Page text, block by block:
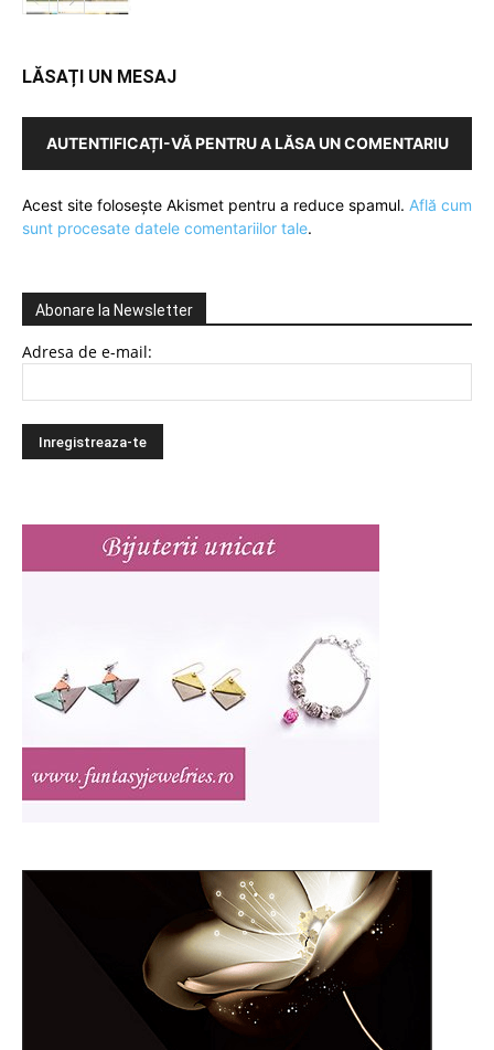
LĂSAȚI UN MESAJ
AUTENTIFICAȚI-VĂ PENTRU A LĂSA UN COMENTARIU
Acest site folosește Akismet pentru a reduce spamul. Află cum
sunt procesate datele comentariilor tale.
Abonare la Newsletter
Adresa de e-mail: